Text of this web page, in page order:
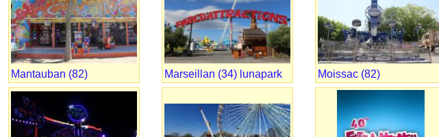
Mantauban (82) Marseillan (34) lunapark Moissac (82)